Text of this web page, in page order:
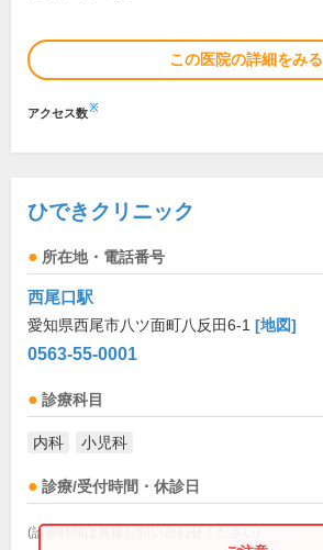
この医院の詳細をみる
アクセス数※
ひできクリニック
所在地・電話番号
西尾口駅
愛知県西尾市八ツ面町八反田6-1 [地図]
0563-55-0001
診療科目
内科 小児科
診療/受付時間・休診日
(診療時間は直接お問い合わせください)